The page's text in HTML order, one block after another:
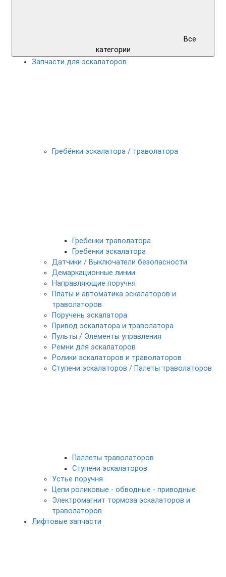
Все
категории
Запчасти для эскалаторов
Гребёнки эскалатора / траволатора
Гребенки траволатора
Гребенки эскалатора
Датчики / Выключатели безопасности
Демаркационные линии
Направляющие поручня
Платы и автоматика эскалаторов и
траволаторов
Поручень эскалатора
Привод эскалатора и траволатора
Пульты / Элементы управления
Ремни для эскалаторов
Ролики эскалаторов и траволаторов
Ступени эскалаторов / Палеты траволаторов
Паллеты траволаторов
Ступени эскалаторов
Устье поручня
Цепи роликовые - обводные - приводные
Электромагнит тормоза эскалаторов и
траволаторов
Лифтовые запчасти